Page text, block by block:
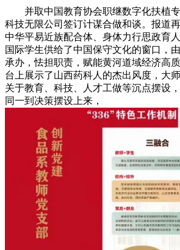
并取中国教育协会职继数字化扶植专
科技无限公司签订计谋合做和谈。报道
中华平易近族配合体、身体力行思政育
国际学生供给了中国保守文化的窗口，
承办，怯担职责，赋能黄河道域经济高
台上展示了山西药科人的杰出风度，大
关于教育、科技、人才工做等沉点摆设
同一到决策摆设上来，